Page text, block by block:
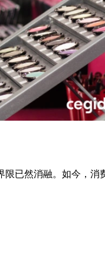
已然消融。如今，